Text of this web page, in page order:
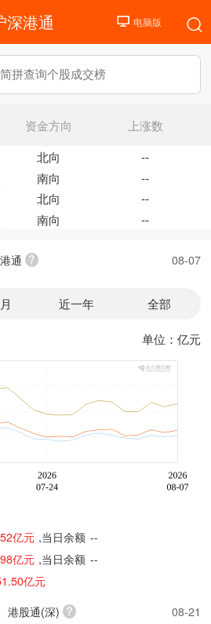
深港通
资金方向
上涨数
北向
--
南向
--
北向
--
南向
--
通 08-07
近一年 全部
单位：亿元
亿元 ,当日余额 --
亿元 ,当日余额 --
亿元
港股通(深) 08-21